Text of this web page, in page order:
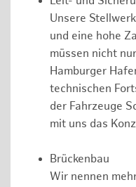
Unsere
und eine hohe
müssen nicht
Hamburger
technischen
der Fahrzeuge
mit uns das
Brückenbau
Wir nennen